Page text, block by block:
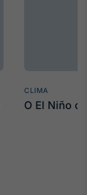
CLIMA
O El Niño